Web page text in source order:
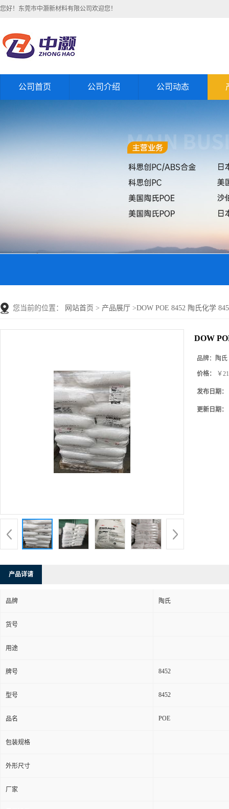
您好！东莞市中灏新材料有限公司欢迎您！
公司首页 公司介绍 公司动态
您当前的位置： 网站首页 > 产品展厅 >DOW POE 8452 陶氏化学
DOW
品牌： 陶氏
价格： ￥
发布日期：
更新日期：
产品详请
品牌 陶氏
货号
用途
牌号 8452
型号 8452
品名 POE
包装规格
外形尺寸
厂家